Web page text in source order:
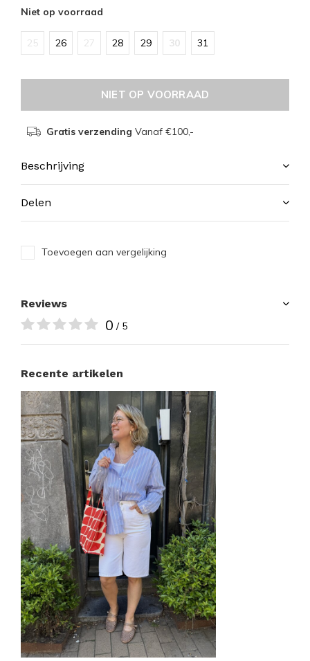
Niet op voorraad
25 26 27 28 29 30 31
NIET OP VOORRAAD
Gratis verzending Vanaf €100,-
Beschrijving
Delen
Toevoegen aan vergelijking
Reviews
0 / 5
Recente artikelen